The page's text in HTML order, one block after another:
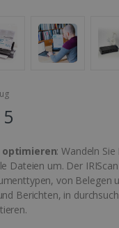
: Wandeln
Dateien um. Der
von Belegen
Berichten, in